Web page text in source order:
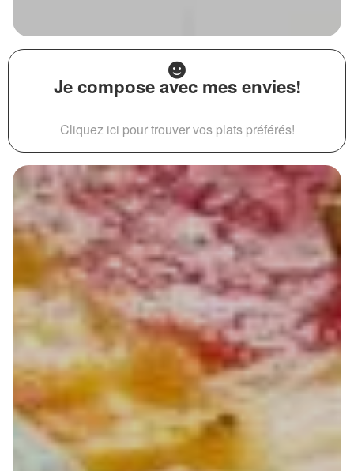
Je compose avec mes envies!
Cliquez ici pour trouver vos plats préférés!